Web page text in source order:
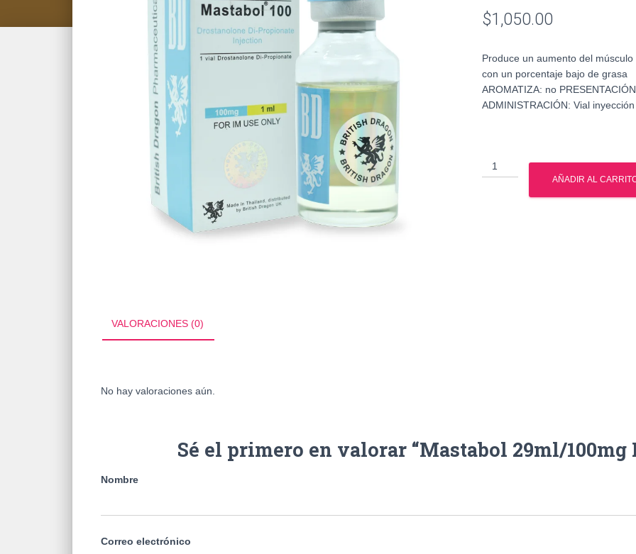
$1,050.00
Produce un aumento del
con un porcentaje bajo de grasa
AROMATIZA: no
ADMINISTRACIÓN: Vial inyección
Mastabol
29ml/100mg
AÑADIR AL
VALORACIONES (0)
No hay valoraciones aún.
Sé el primero en valorar “Mastabol 29ml/100mg
Nombre
Correo electrónico